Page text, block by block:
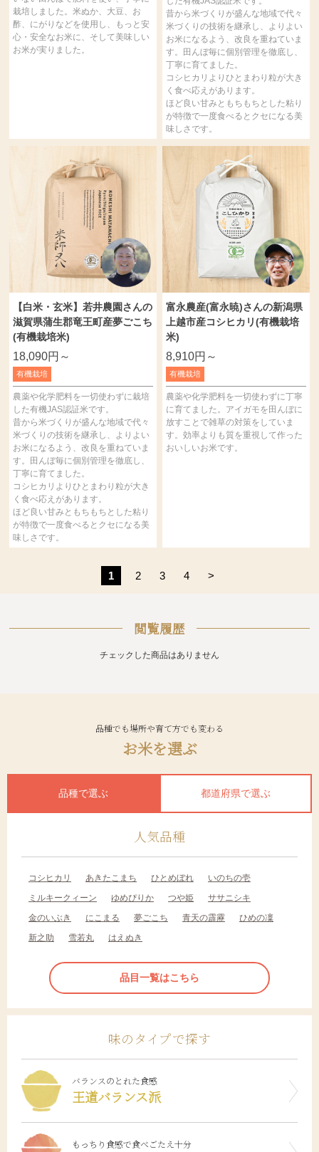
栽培しました。米ぬか、大豆、お
酢、にがりなどを使用し、もっと安
心・安全なお米に、そして美味しい
お米が実りました。
昔から米づくりが盛んな地域で代々
米づくりの技術を継承し、よりよい
お米になるよう、改良を重ねていま
す。田んぼ毎に個別管理を徹底し、
丁寧に育てました。
コシヒカリよりひとまわり粒が大き
く食べ応えがあります。
ほど良い甘みともちもちとした粘り
が特徴で一度食べるとクセになる美
味しさです。
【白米・玄米】若井農園さんの
滋賀県蒲生郡竜王町産夢ごこち
(有機栽培米)
18,090円～
有機栽培
農薬や化学肥料を一切使わずに栽培
した有機JAS認証米です。
昔から米づくりが盛んな地域で代々
米づくりの技術を継承し、よりよい
お米になるよう、改良を重ねていま
す。田んぼ毎に個別管理を徹底し、
丁寧に育てました。
コシヒカリよりひとまわり粒が大き
く食べ応えがあります。
ほど良い甘みともちもちとした粘り
が特徴で一度食べるとクセになる美
味しさです。
富永農産(富永暁)さんの新潟県
上越市産コシヒカリ(有機栽培
米)
8,910円～
有機栽培
農薬や化学肥料を一切使わずに丁寧
に育てました。アイガモを田んぼに
放すことで雑草の対策をしていま
す。効率よりも質を重視して作った
おいしいお米です。
1 2 3 4 >
閲覧履歴
チェックした商品はありません
品種でも場所や育て方でも変わる
お米を選ぶ
品種で選ぶ 都道府県で選ぶ
人気品種
コシヒカリ あきたこまち ひとめぼれ
いのちの壱
ミルキークィーン
ゆめぴりか つや姫
ササニシキ
金のいぶき
にこまる 夢ごこち 青天の霹靂
ひめの凜
新之助
雪若丸 はえぬき
品目一覧はこちら
味のタイプで探す
バランスのとれた食感
王道バランス派
もっちり食感で食べごたえ十分